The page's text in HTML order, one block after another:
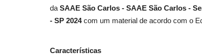
da SAAE São Carlos - SAAE São Carlos -
- SP 2024com um material de acordo com o
Características